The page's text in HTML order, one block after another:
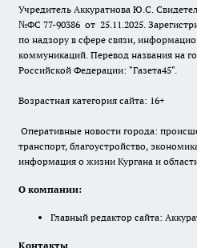
Учредитель Аккуратнова Ю.С.
№ФС 77-90386 от 25.11.2025.
по надзору в сфере связи,
коммуникаций. Перевод названия на
Российской Федерации: "Газета45".
Возрастная категория сайта: 16+
Оперативные новости города:
транспорт, благоустройство,
информация о жизни Кургана и
О компании:
Главный редактор сайта:
Контакты